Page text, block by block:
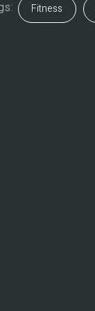
Fitness